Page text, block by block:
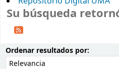
Su búsqueda
Ordenar resultados por: